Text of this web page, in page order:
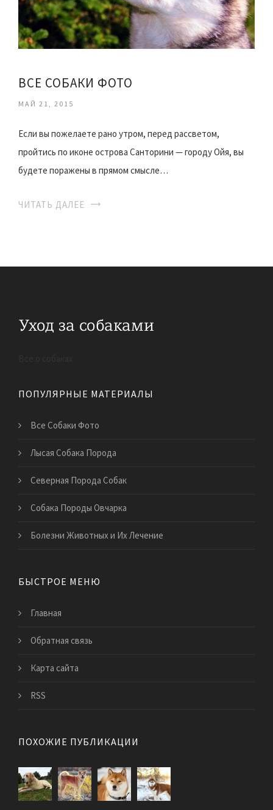
ВСЕ СОБАКИ ФОТО
МАЙ 21, 2015
Если вы пожелаете рано утром, перед рассветом,
пройтись по иконе острова Санторини — городу Ойя, вы
будете поражены в прямом смысле…
ЧИТАТЬ ДАЛЕЕ
ПОПУЛЯРНЫЕ МАТЕРИАЛЫ
Все Собаки Фото
Лысая Собака Порода
Северная Порода Собак
Собака Породы Овчарка
Болезни Животных и Их Лечение
БЫСТРОЕ МЕНЮ
Главная
Обратная связь
Карта сайта
RSS
ПОХОЖИЕ ПУБЛИКАЦИИ